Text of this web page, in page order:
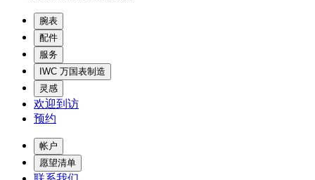
腕表
配件
服务
IWC 万国表制造
灵感
欢迎到访
预约
帐户
愿望清单